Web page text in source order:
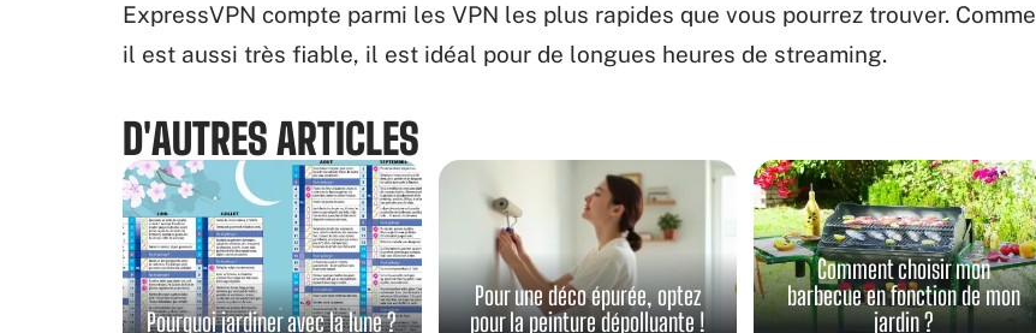
ExpressVPN compte parmi les VPN les plus rapides que vous pourrez trouver. Comme
il est aussi très fiable, il est idéal pour de longues heures de streaming.
D'AUTRES ARTICLES
Pourquoi jardiner avec la lune ?
Pour une déco épurée, optez
pour la peinture dépolluante !
Comment choisir mon
barbecue en fonction de mon
jardin ?